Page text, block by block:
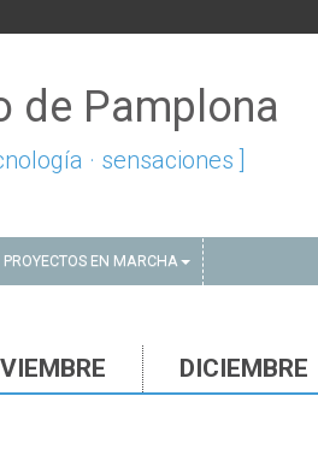
de Pamplona
· sensaciones ]
PROYECTOS EN MARCHA
DICIEMBRE